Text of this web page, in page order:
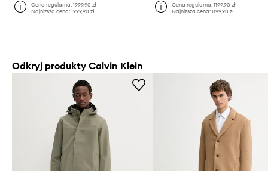
Cena regularna:1999,90 zł
Najniższa cena:1999,90 zł
Cena regularna: 1199,90 zł
Najniższa cena: 1199,90 zł
Odkryj produkty Calvin Klein